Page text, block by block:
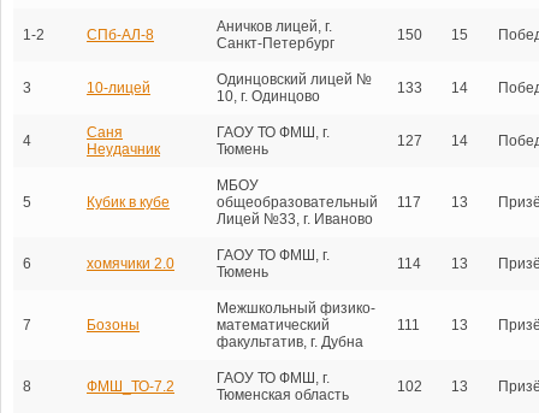
1-2 СПб-АЛ-8
Аничков лицей, г.
Санкт-Петербург
150 15
3 10-лицей
Одинцовский лицей №
10, г. Одинцово
133 14
4
Саня
Неудачник
ГАОУ ТО ФМШ, г.
Тюмень
127 14
5 Кубик в кубе
МБОУ
общеобразовательный
Лицей №33, г. Иваново
117 13
6 хомячики 2.0
ГАОУ ТО ФМШ, г.
Тюмень
114 13
7 Бозоны
Межшкольный физико-
математический
факультатив, г. Дубна
111 13
8 ФМШ_ТО-7.2
ГАОУ ТО ФМШ, г.
Тюменская область
102 13